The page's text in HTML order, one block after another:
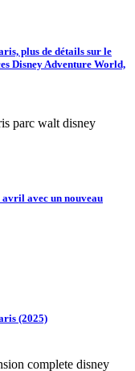
plus de détails sur le
Disney Adventure World,
avec un nouveau
(2025)